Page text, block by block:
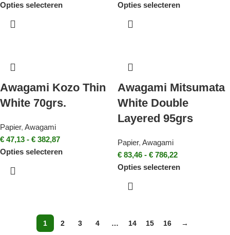
Opties selecteren
Opties selecteren
Awagami Kozo Thin
White 70grs.
Papier, Awagami
€ 47,13 - € 382,87
Opties selecteren
Awagami Mitsumata
White Double
Layered 95grs
Papier, Awagami
€ 83,46 - € 786,22
Opties selecteren
1 2 3 4 … 14 15 16 →